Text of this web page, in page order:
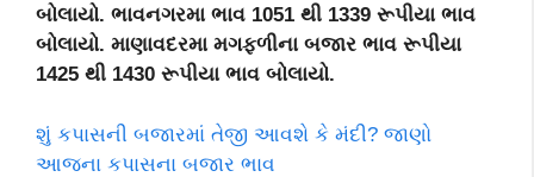
બોલાયો. ભાવનગરમા ભાવ 1051 થી 1339 રૂપીયા ભાવ
બોલાયો. માણાવદરમા મગફળીના બજાર ભાવ રૂપીયા
1425 થી 1430 રૂપીયા ભાવ બોલાયો.
શું કપાસની બજારમાં તેજી આવશે કે મંદી? જાણો
આજના કપાસના બજાર ભાવ